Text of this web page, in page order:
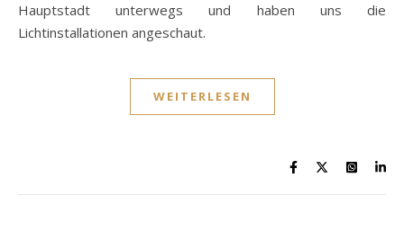
Hauptstadt unterwegs und haben uns die
Lichtinstallationen angeschaut.
WEITERLESEN